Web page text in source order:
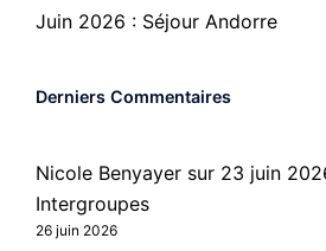
Juin 2026 : Séjour Andorre
Derniers Commentaires
Nicole Benyayer sur 23 juin
Intergroupes
26 juin 2026